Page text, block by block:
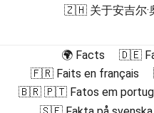
🇿🇭 关于安吉尔·
🌍 Facts
🇩🇪
🇫🇷 Faits en français
🇧🇷 🇵🇹 Fatos em